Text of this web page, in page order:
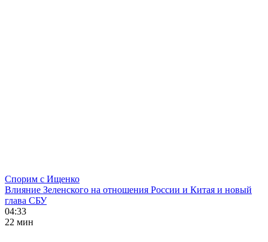
Спорим с Ищенко
Влияние Зеленского на отношения России и Китая и новый
глава СБУ
04:33
22 мин